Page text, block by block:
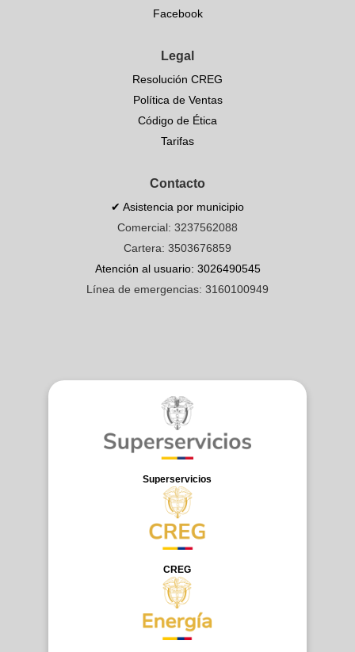
Facebook
Legal
Resolución CREG
Política de Ventas
Código de Ética
Tarifas
Contacto
✔ Asistencia por municipio
Comercial: 3237562088
Cartera: 3503676859
Atención al usuario: 3026490545
Línea de emergencias: 3160100949
Superservicios
CREG